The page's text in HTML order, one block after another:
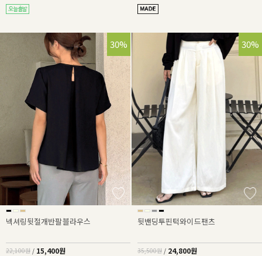
30%
넥셔링뒷절개반팔블라우스
22,100원 / 15,400원
30%
뒷밴딩투핀턱와이드팬츠
35,500원 / 24,800원